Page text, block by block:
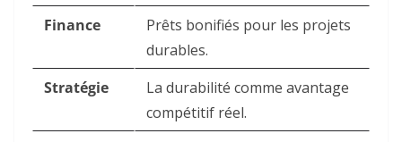
Finance
Prêts bonifiés pour les projets
durables.
Stratégie
La durabilité comme avantage
compétitif réel.